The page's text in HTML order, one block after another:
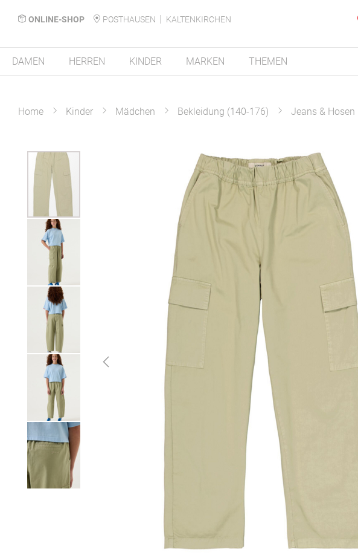
ONLINE-SHOP POSTHAUSEN
KALTENKIRCHEN
DAMEN HERREN KINDER MARKEN THEMEN
Home Kinder Mädchen Bekleidung (140-176) Jeans & Hosen
Zum
Ende
Bildergalerie
springen